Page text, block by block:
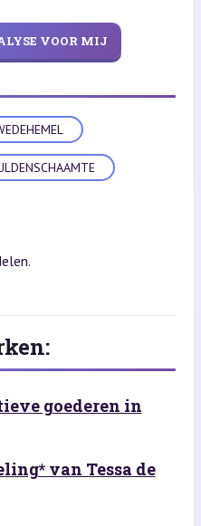
VOOR MIJ
goederen in
van Tessa de